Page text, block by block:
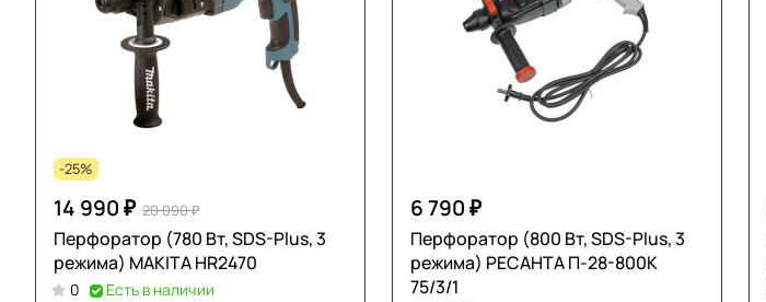
-25%
14 990 ₽ 20 090 ₽
Перфоратор (780 Вт, SDS-Plus, 3
режима) MAKITA HR2470
0 Есть в наличии
6 790 ₽
Перфоратор (800 Вт, SDS-Plus, 3
режима) РЕСАНТА П-28-800К
75/3/1